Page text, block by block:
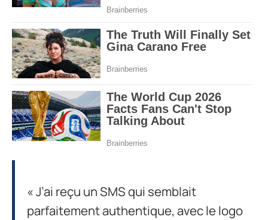
« J’ai reçu un SMS qui semblait
parfaitement authentique, avec le logo